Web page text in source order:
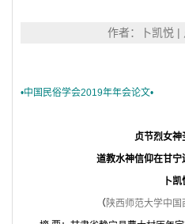
作者：卜凯悦 |
•中国民俗学会2019年年会论文•
贞节烈女
道教水神信仰在甘
卜凯
（陕西师范大学中